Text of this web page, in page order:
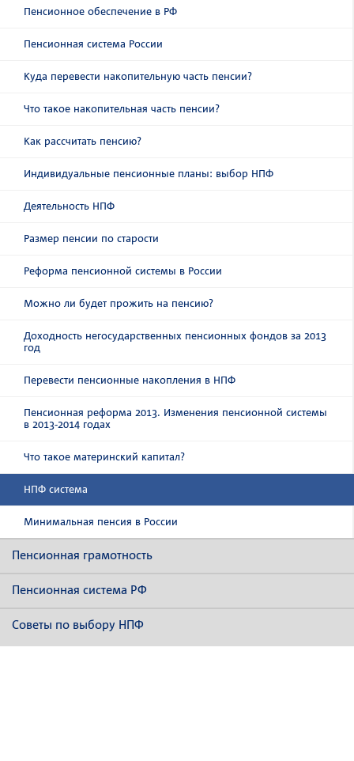
Пенсионное обеспечение в РФ
Пенсионная система России
Куда перевести накопительную часть пенсии?
Что такое накопительная часть пенсии?
Как рассчитать пенсию?
Индивидуальные пенсионные планы: выбор НПФ
Деятельность НПФ
Размер пенсии по старости
Реформа пенсионной системы в России
Можно ли будет прожить на пенсию?
Доходность негосударственных пенсионных фондов за 2013
год
Перевести пенсионные накопления в НПФ
Пенсионная реформа 2013. Изменения пенсионной системы
в 2013-2014 годах
Что такое материнский капитал?
НПФ система
Минимальная пенсия в России
Пенсионная грамотность
Пенсионная система РФ
Советы по выбору НПФ